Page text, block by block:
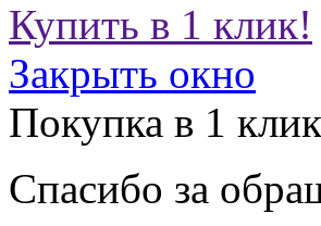
Купить в 1 клик!
Закрыть окно
Покупка в 1 клик
Спасибо за